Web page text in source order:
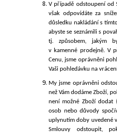
V případě odstoupení od
však odpovídáte za
důsledku nakládání s
abyste se seznámili s
tj. způsobem, jakým
v kamenné prodejně. V
Cenu, jsme oprávněni
Vaši pohledávku na
My jsme oprávněni
než Vám dodáme Zboží,
není možné Zboží dodat
osob nebo důvody
uplynutím doby uvedené
Smlouvy odstoupit,